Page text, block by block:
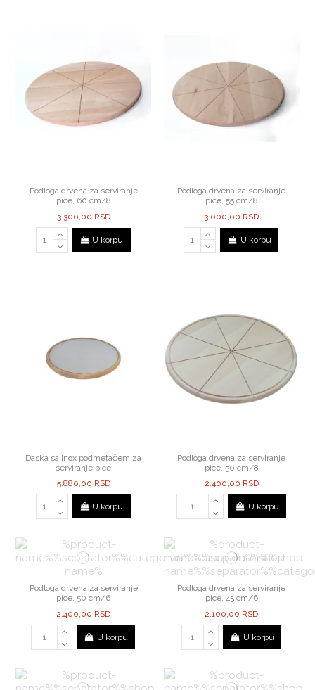
Podloga drvena za serviranje
pice, 60 cm/8
3.300,00 RSD
U korpu
Podloga drvena za serviranje
pice, 55 cm/8
3.000,00 RSD
U korpu
Daska sa Inox podmetačem za
serviranje pice
5.880,00 RSD
U korpu
Podloga drvena za serviranje
pice, 50 cm/8
2.400,00 RSD
U korpu
Podloga drvena za serviranje
pice, 50 cm/6
2.400,00 RSD
U korpu
Podloga drvena za serviranje
pice, 45 cm/6
2.100,00 RSD
U korpu